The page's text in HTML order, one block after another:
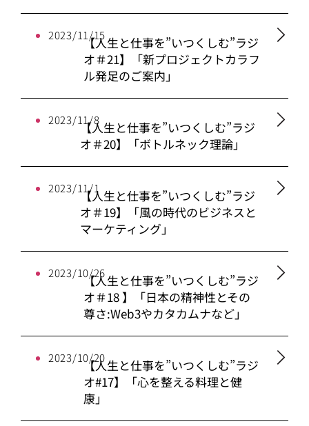
2023/11/15【人生と仕事を”いつくしむ”ラジ
オ＃21】「新プロジェクトカラフ
ル発足のご案内」
2023/11/8【人生と仕事を”いつくしむ”ラジ
オ＃20】「ボトルネック理論」
2023/11/1【人生と仕事を”いつくしむ”ラジ
オ＃19】「風の時代のビジネスと
マーケティング」
2023/10/26【人生と仕事を”いつくしむ”ラジ
オ＃18 】「日本の精神性とその
尊さ:Web3やカタカムナなど」
2023/10/20【人生と仕事を”いつくしむ”ラジ
オ#17】「心を整える料理と健
康」